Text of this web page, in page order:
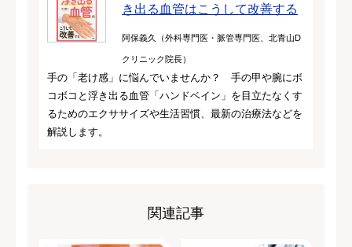
き出る血管はこうして改善する
阿保義久（外科専門医・脈管専門医、北青山D
クリニック院長）
手の「老け感」に悩んでいませんか？ 手の甲や腕にボ
コボコと浮き出る血管「ハンドベイン」を目立たなくす
るためのエクササイズや生活習慣、最新の治療法などを
解説します。
関連記事